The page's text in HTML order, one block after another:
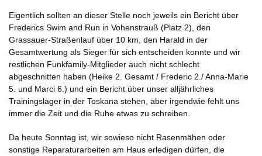
Eigentlich sollten an dieser Stelle noch jeweils ein Bericht über
Frederics Swim and Run in Vohenstrauß (Platz 2), den
Grassauer-Straßenlauf über 10 km, den Harald in der
Gesamtwertung als Sieger für sich entscheiden konnte und wir
restlichen Funkfamily-Mitglieder auch nicht schlecht
abgeschnitten haben (Heike 2. Gesamt / Frederic 2./ Anna-Marie
5. und Marci 6.) und ein Bericht über unser alljährliches
Trainingslager in der Toskana stehen, aber irgendwie fehlt uns
immer die Zeit und die Ruhe etwas zu schreiben.
Da heute Sonntag ist, wir sowieso nicht Rasenmähen oder
sonstige Reparaturarbeiten am Haus erledigen dürfen, die